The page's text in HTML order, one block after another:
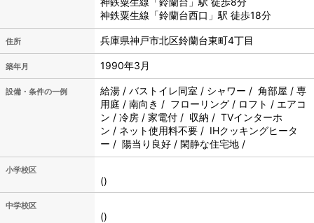
神鉄粟生線「鈴蘭台西口」駅 徒歩18分
住所 兵庫県神戸市北区鈴蘭台東町4丁目
築年月 1990年3月
設備・条件の一例
給湯 / バストイレ同室 / シャワー / 角部屋 / 専
用庭 / 南向き / フローリング / ロフト / エアコ
ン / 冷房 / 家電付 / 収納 / TVインターホ
ン / ネット使用料不要 / IHクッキングヒータ
ー / 陽当り良好 / 閑静な住宅地 /
小学校区
()
中学校区
()